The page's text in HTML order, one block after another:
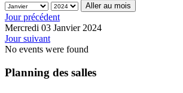
Aller au mois
Jour précédent
Mercredi 03 Janvier 2024
Jour suivant
No events were found
Planning des salles